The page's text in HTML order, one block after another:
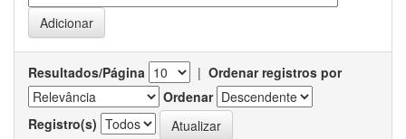
Resultados/Página | Ordenar registros por
Ordenar
Registro(s)